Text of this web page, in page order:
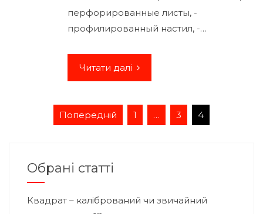
перфорированные листы, -
профилированный настил, -…
Читати далі
Навігація
записів
Попередній 1 … 3 4
Обрані статті
Квадрат – калібрований чи звичайний